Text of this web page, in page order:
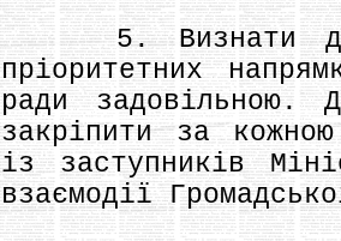
5. Визнати
пріоритетних
ради задовільною.
закріпити за
із заступників
взаємодії